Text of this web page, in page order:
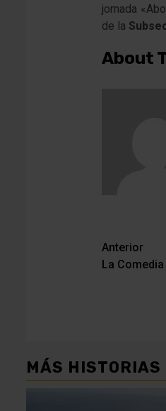
jornada
de la
About
de
Anterior
La
MÁS HISTORIAS